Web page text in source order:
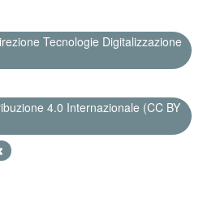
Tecnologie Digitalizzazione
4.0 Internazionale (CC BY